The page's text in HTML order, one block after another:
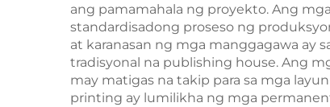
ang pamamahala ng proyekto. Ang
standardisadong proseso ng
at karanasan ng mga manggagawa ay
tradisyonal na publishing house. Ang
may matigas na takip para sa mga
printing ay lumilikha ng mga